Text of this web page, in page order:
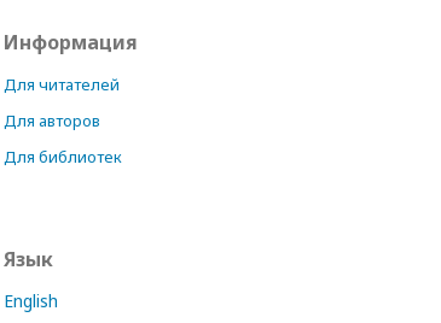
Информация
Для читателей
Для авторов
Для библиотек
Язык
English